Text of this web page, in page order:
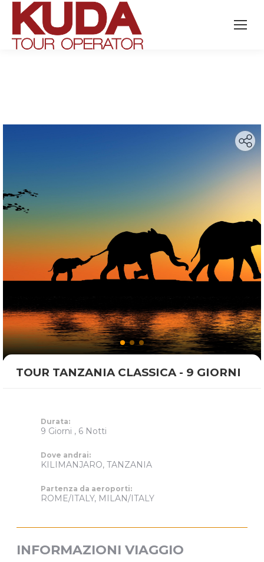
Search:
TOUR TANZANIA CLASSICA - 9 GIORNI
Durata:
9 Giorni , 6 Notti
Dove andrai:
KILIMANJARO, TANZANIA
Partenza da aeroporti:
ROME/ITALY, MILAN/ITALY
INFORMAZIONI VIAGGIO